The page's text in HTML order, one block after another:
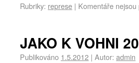
Rubriky: represe | Komentáře nejsou
JAKO K VOHNI
Publikováno 1.5.2012 | Autor: admin